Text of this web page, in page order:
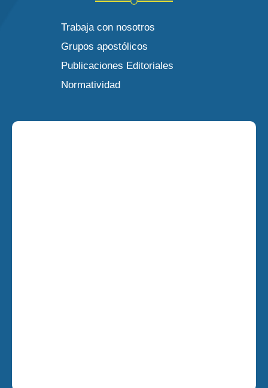
Trabaja con nosotros
Grupos apostólicos
Publicaciones Editoriales
Normatividad